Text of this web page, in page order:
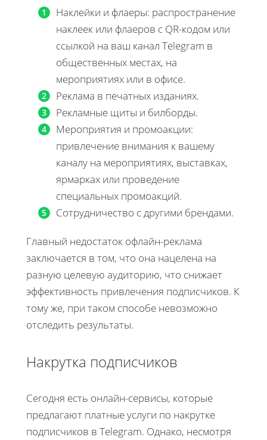
Наклейки и флаеры: распространение
наклеек или флаеров с QR-кодом или
ссылкой на ваш канал Telegram в
общественных местах, на
мероприятиях или в офисе.
Реклама в печатных изданиях.
Рекламные щиты и билборды.
Мероприятия и промоакции:
привлечение внимания к вашему
каналу на мероприятиях, выставках,
ярмарках или проведение
специальных промоакций.
Сотрудничество с другими брендами.
Главный недостаток офлайн-реклама
заключается в том, что она нацелена на
разную целевую аудиторию, что снижает
эффективность привлечения подписчиков. К
тому же, при таком способе невозможно
отследить результаты.
Накрутка подписчиков
Сегодня есть онлайн-сервисы, которые
предлагают платные услуги по накрутке
подписчиков в Telegram. Однако, несмотря